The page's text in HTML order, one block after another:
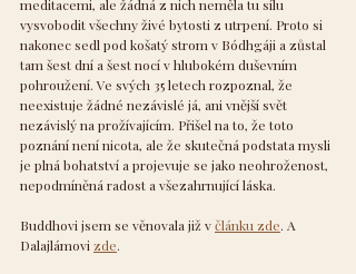
meditacemi, ale žádná z nich neměla tu sílu
vysvobodit všechny živé bytosti z utrpení. Proto si
nakonec sedl pod košatý strom v Bódhgáji a zůstal
tam šest dní a šest nocí v hlubokém duševním
pohroužení. Ve svých 35 letech rozpoznal, že
neexistuje žádné nezávislé já, ani vnější svět
nezávislý na prožívajícím. Přišel na to, že toto
poznání není nicota, ale že skutečná podstata mysli
je plná bohatství a projevuje se jako neohroženost,
nepodmíněná radost a všezahrnující láska.
Buddhovi jsem se věnovala již v článku zde. A
Dalajlámovi zde.